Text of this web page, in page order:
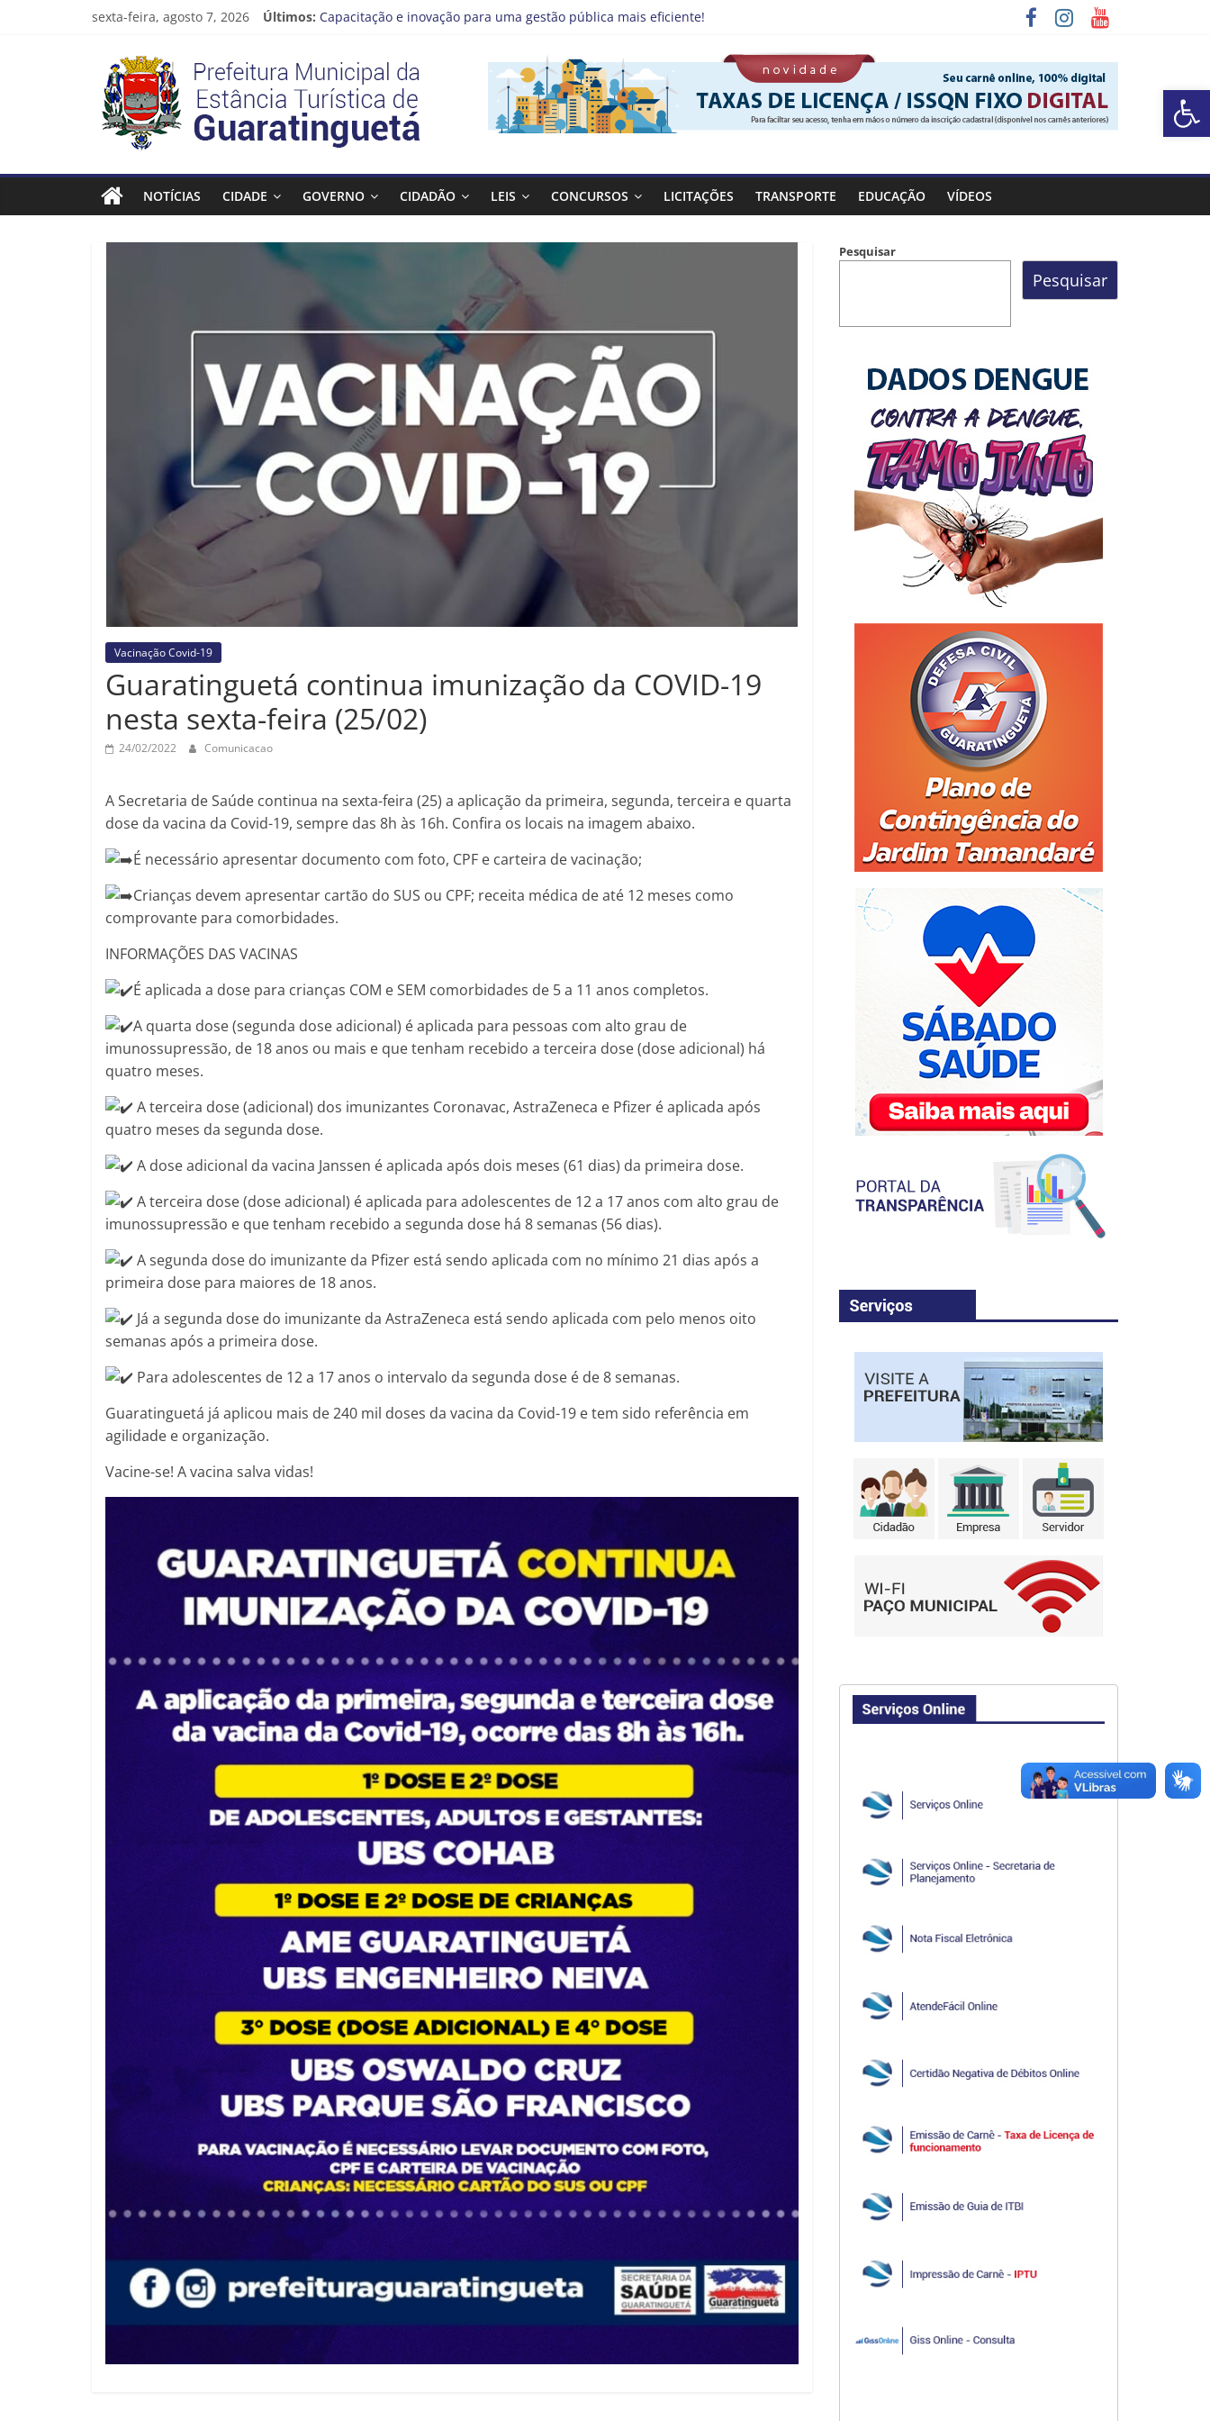
Barra de Ferramentas Aberta
sexta-feira, agosto 7, 2026 Últimos: Capacitação e inovação para uma gestão pública mais eficiente!
Prefeitura de Guaratinguetá divulga novo cronograma dos editais da PNAB
Guaratinguetá realizará ação de vacinação contra a Febre Amarela na região da Rocinha
Prefeitura
Estância
Turística
Guaratinguetá
NOTÍCIAS CIDADE GOVERNO CIDADÃO LEIS CONCURSOS LICITAÇÕES TRANSPORTE EDUCAÇÃO VÍDEOS
Vacinação Covid-19
Guaratinguetá continua imunização da COVID-19
nesta sexta-feira (25/02)
24/02/2022 Comunicacao
A Secretaria de Saúde continua na sexta-feira (25) a aplicação da primeira, segunda, terceira e quarta
dose da vacina da Covid-19, sempre das 8h às 16h. Confira os locais na imagem abaixo.
É necessário apresentar documento com foto, CPF e carteira de vacinação;
Crianças devem apresentar cartão do SUS ou CPF; receita médica de até 12 meses como
comprovante para comorbidades.
INFORMAÇÕES DAS VACINAS
É aplicada a dose para crianças COM e SEM comorbidades de 5 a 11 anos completos.
A quarta dose (segunda dose adicional) é aplicada para pessoas com alto grau de
imunossupressão, de 18 anos ou mais e que tenham recebido a terceira dose (dose adicional) há
quatro meses.
A terceira dose (adicional) dos imunizantes Coronavac, AstraZeneca e Pfizer é aplicada após
quatro meses da segunda dose.
A dose adicional da vacina Janssen é aplicada após dois meses (61 dias) da primeira dose.
A terceira dose (dose adicional) é aplicada para adolescentes de 12 a 17 anos com alto grau de
imunossupressão e que tenham recebido a segunda dose há 8 semanas (56 dias).
A segunda dose do imunizante da Pfizer está sendo aplicada com no mínimo 21 dias após a
primeira dose para maiores de 18 anos.
Já a segunda dose do imunizante da AstraZeneca está sendo aplicada com pelo menos oito
semanas após a primeira dose.
Para adolescentes de 12 a 17 anos o intervalo da segunda dose é de 8 semanas.
Guaratinguetá já aplicou mais de 240 mil doses da vacina da Covid-19 e tem sido referência em
agilidade e organização.
Vacine-se! A vacina salva vidas!
Pesquisar
Pesquisar